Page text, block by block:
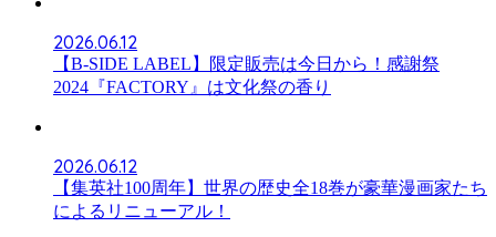
2026.06.12
【B-SIDE LABEL】限定販売は今日から！感謝祭
2024『FACTORY』は文化祭の香り
2026.06.12
【集英社100周年】世界の歴史全18巻が豪華漫画家たち
によるリニューアル！